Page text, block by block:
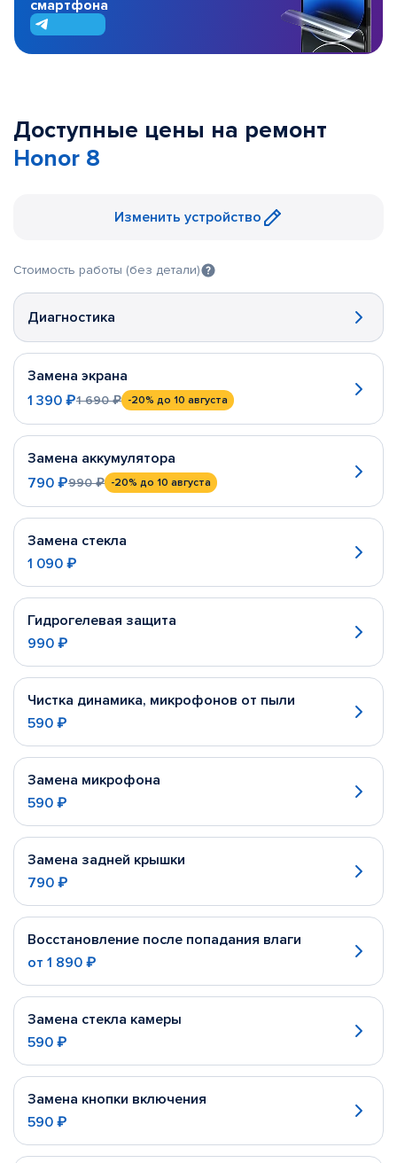
смартфона
Доступные цены на ремонт
Honor 8
Изменить устройство
Стоимость работы (без детали)
Диагностика
Замена экрана
1 390 ₽1 690 ₽ -20% до 10 августа
Замена аккумулятора
790 ₽990 ₽ -20% до 10 августа
Замена стекла
1 090 ₽
Гидрогелевая защита
990 ₽
Чистка динамика, микрофонов от пыли
590 ₽
Замена микрофона
590 ₽
Замена задней крышки
790 ₽
Восстановление после попадания влаги
от 1 890 ₽
Замена стекла камеры
590 ₽
Замена кнопки включения
590 ₽